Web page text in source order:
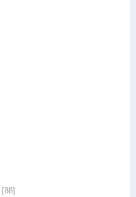
[88]